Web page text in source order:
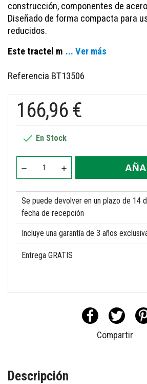
construcción, componentes de
Diseñado de forma compacta para
reducidos.
Este tractel m ... Ver más
Referencia BT13506
166,96 €
 En Stock
Se puede devolver en un plazo de 14
fecha de recepción
Incluye una garantía de 3 años
Entrega GRATIS
Compartir
Descripción